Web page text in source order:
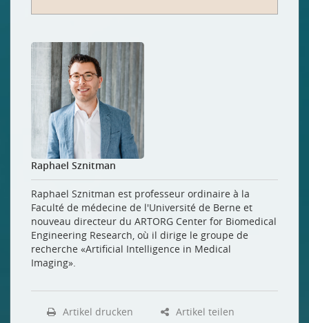
Raphael Sznitman
Raphael Sznitman est professeur ordinaire à la
Faculté de médecine de l'Université de Berne et
nouveau directeur du ARTORG Center for Biomedical
Engineering Research, où il dirige le groupe de
recherche «Artificial Intelligence in Medical
Imaging».
Artikel drucken Artikel teilen